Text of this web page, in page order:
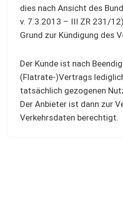
dies nach Ansicht des
v. 7.3.2013 – III ZR 231/
Grund zur Kündigung des
Der Kunde ist nach
(Flatrate‑)Vertrags
tatsächlich gezogenen
Der Anbieter ist dann zur
Verkehrsdaten berechtigt.